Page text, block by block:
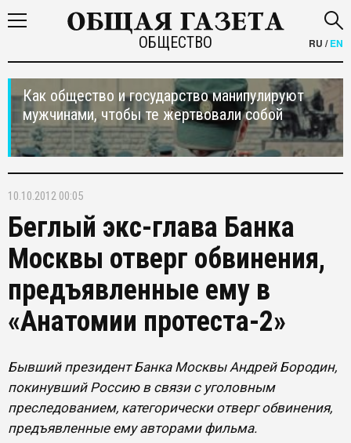
ОБЩЕСТВО RU /EN
Как общество и государство манипулируют
мужчинами, чтобы те жертвовали собой
10.10.2012 00:05
Беглый экс-глава Банка
Москвы отверг обвинения,
предъявленные ему в
«Анатомии протеста-2»
Бывший президент Банка Москвы Андрей Бородин,
покинувший Россию в связи с уголовным
преследованием, категорически отверг обвинения,
предъявленные ему авторами фильма.